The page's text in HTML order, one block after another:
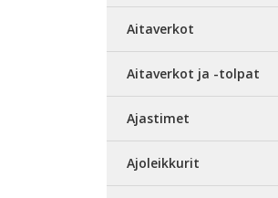
Aitaverkot
Aitaverkot ja -tolpat
Ajastimet
Ajoleikkurit